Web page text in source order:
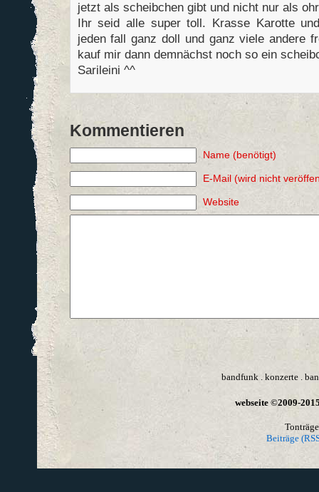
jetzt als scheibchen gibt und nicht nur als
Ihr seid alle super toll. Krasse Karotte
jeden fall ganz doll und ganz viele andere
kauf mir dann demnächst noch so ein
Sarileini ^^
Kommentieren
Name (benötigt)
E-Mail (wird nicht
Website
bandfunk. konzerte.
webseite ©2009-
Beiträge